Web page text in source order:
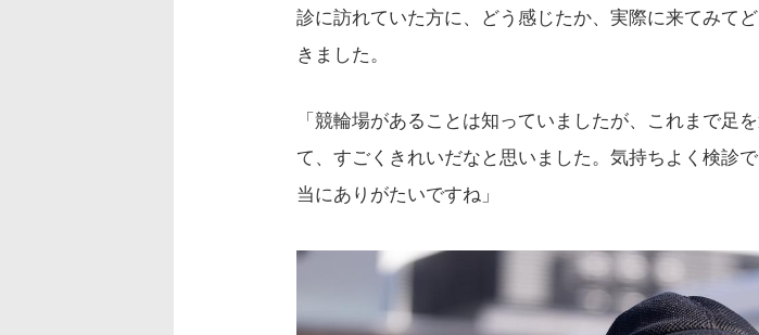
診に訪れていた方に、どう感じたか、実際に来てみて
きました。
「競輪場があることは知っていましたが、これまで足
て、すごくきれいだなと思いました。気持ちよく検診
当にありがたいですね」